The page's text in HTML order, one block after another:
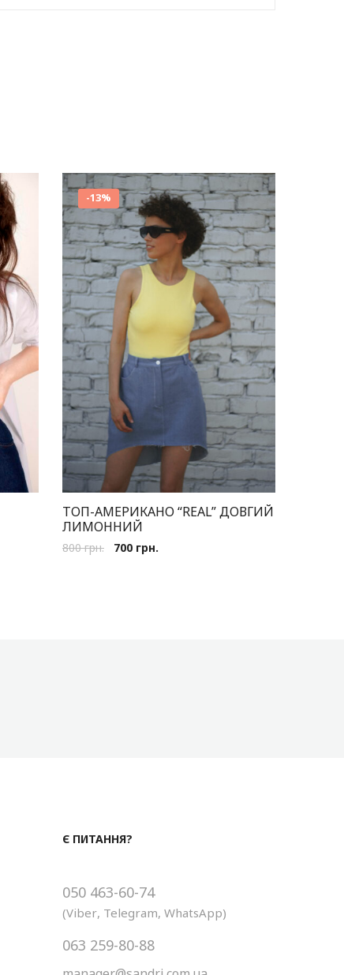
-13%
ТОП-АМЕРИКАНО “REAL” ДОВГИЙ
ЛИМОННИЙ
800грн. 700 грн.
Є ПИТАННЯ?
050 463-60-74
(Viber, Telegram, WhatsApp)
063 259-80-88